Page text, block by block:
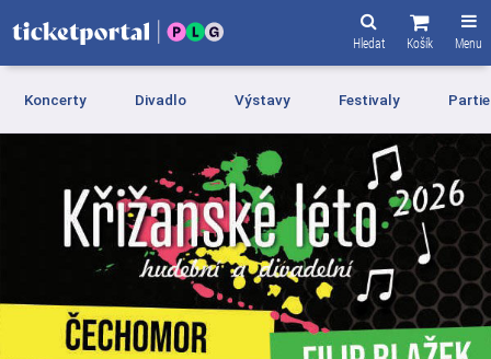
Menu
Košík
Hledat
Koncerty Divadlo Výstavy Festivaly